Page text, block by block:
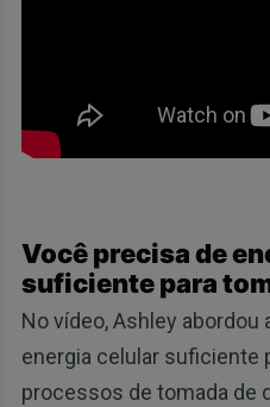
Você precisa de
suficiente para
No vídeo, Ashley abordou
energia celular suficiente
processos de tomada de